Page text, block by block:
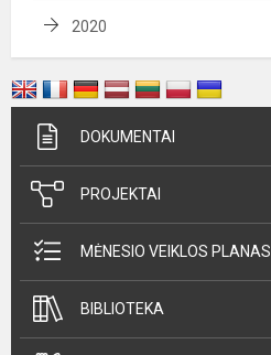
2020
DOKUMENTAI
PROJEKTAI
MĖNESIO VEIKLOS PLANAS
BIBLIOTEKA